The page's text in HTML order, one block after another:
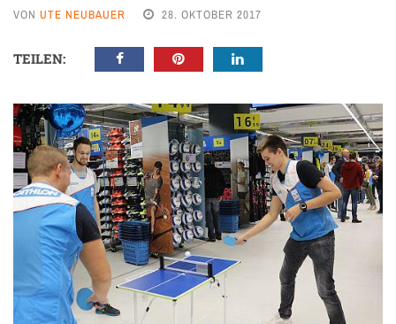
VON UTE NEUBAUER 28. OKTOBER 2017
TEILEN: